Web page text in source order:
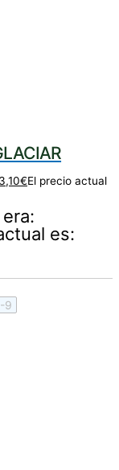
€El precio actual
es:
9